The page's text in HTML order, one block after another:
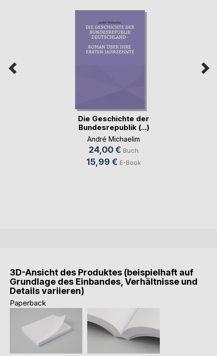
Die Geschichte der
Bundesrepublik (...)
André Michaelim
24,00 € Buch
15,99 € E-Book
3D-Ansicht des Produktes (beispielhaft auf
Grundlage des Einbandes, Verhältnisse und
Details variieren)
Paperback